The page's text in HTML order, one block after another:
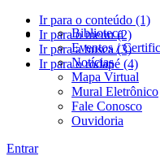
Ir para o conteúdo (1)
Ir para o menu (2)
Ir para a busca (3)
Ir para o rodapé (4)
Biblioteca
Eventos /
Notícias
Mapa Virtual
Mural Eletrônico
Fale Conosco
Ouvidoria
Entrar